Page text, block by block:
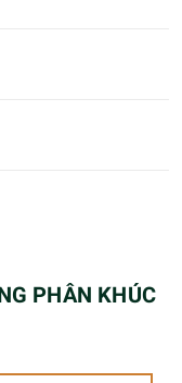
PHÂN KHÚC